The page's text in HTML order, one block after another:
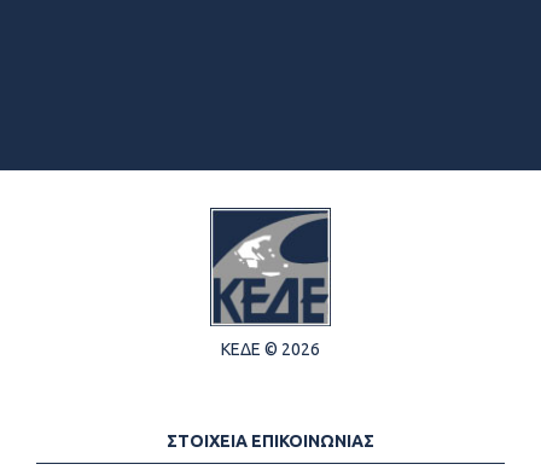
ΚΕΔΕ © 2026
ΣΤΟΙΧΕΙΑ ΕΠΙΚΟΙΝΩΝΙΑΣ